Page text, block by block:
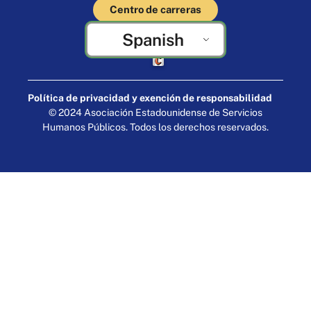
Centro de carreras
Spanish
Elaborado por Cornershop Creative
Política de privacidad y exención de responsabilidad
© 2024 Asociación Estadounidense de Servicios
Humanos Públicos. Todos los derechos reservados.